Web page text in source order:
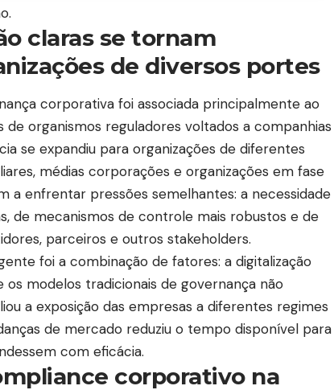
claras se tornam
de diversos portes
corporativa foi associada principalmente ao
de organismos reguladores voltados a companhias
se expandiu para organizações de diferentes
médias corporações e organizações em fase
a enfrentar pressões semelhantes: a necessidade
de mecanismos de controle mais robustos e de
parceiros e outros stakeholders.
foi a combinação de fatores: a digitalização
modelos tradicionais de governança não
a exposição das empresas a diferentes regimes
de mercado reduziu o tempo disponível para
com eficácia.
corporativo na